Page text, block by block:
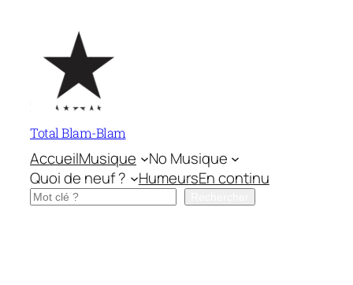
contenu
Total Blam-Blam
AccueilMusique
No Musique
Quoi de neuf ?
HumeursEn continu
Rechercher